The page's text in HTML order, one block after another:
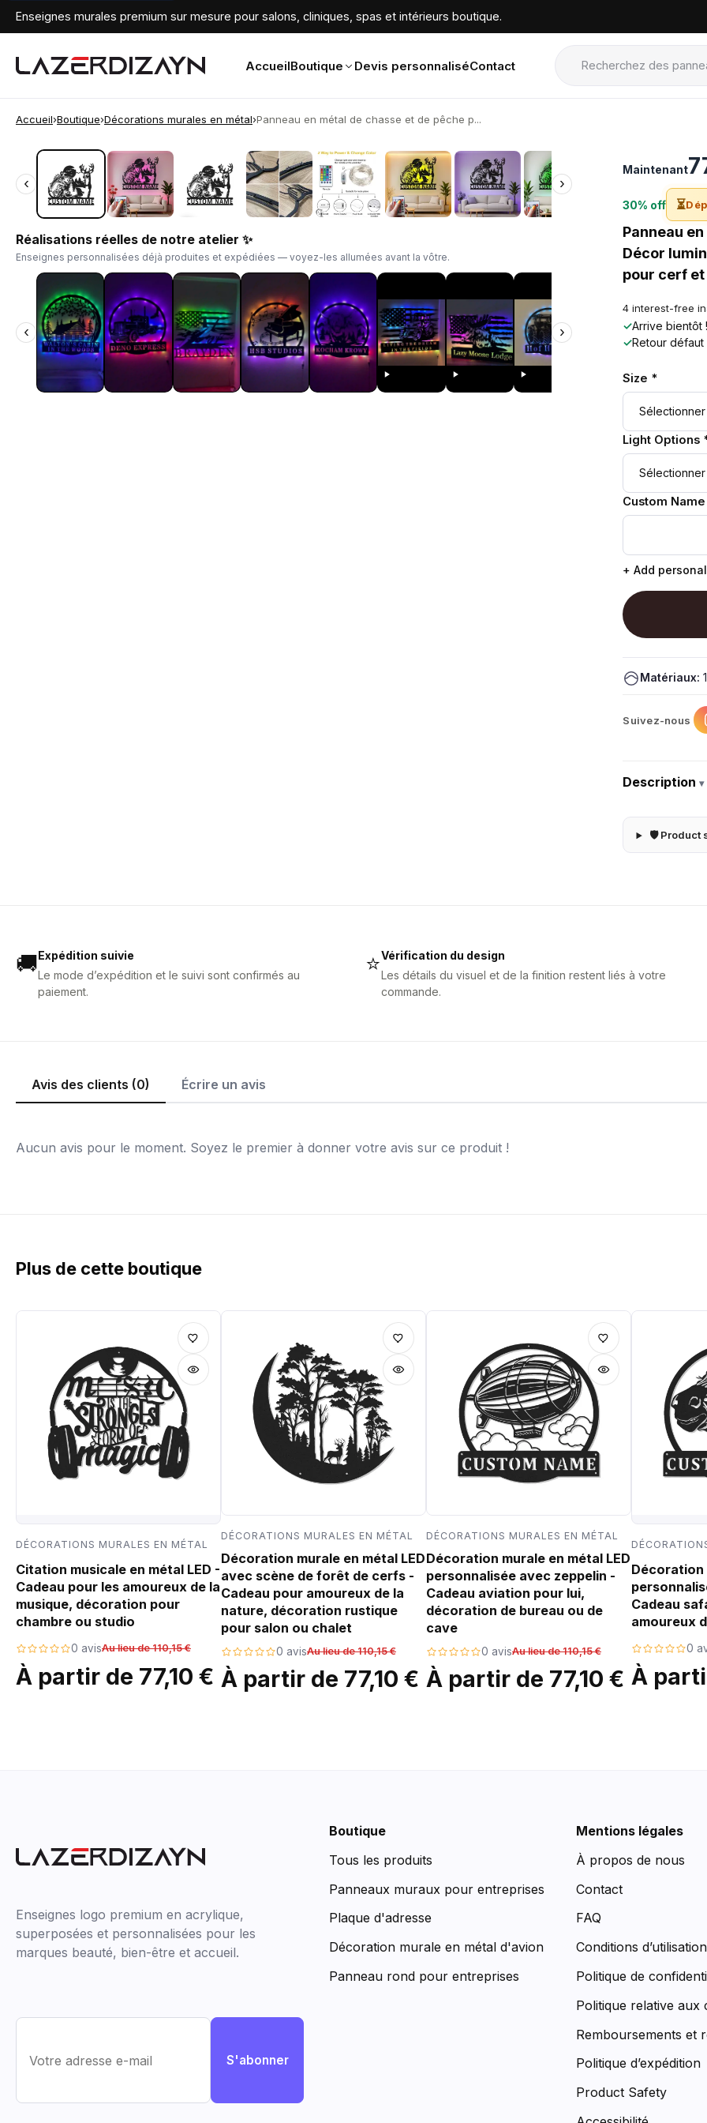
Enseignes murales premium sur mesure pour salons, cliniques, spas et intérieurs boutique.
AccueilBoutique Devis personnaliséContact
Accueil›Boutique›Décorations murales en métal›Panneau en métal de chasse et de pêche p...
‹ ›
‹ ›
Réalisations réelles de notre atelier ✨
Enseignes personnalisées déjà produites et expédiées — voyez-les allumées avant la vôtre.
‹ ›
Maintenant
30% off ⏳
Panneau
Décor
pour cerf et
4 interest-free
✓Arrive bientôt
✓Retour
Size *
Light Options
Custom
+ Add
Matériaux:
Suivez-nous
Description▾
🛡 Product
🚚Expédition suivie
Le mode d’expédition et le suivi sont confirmés au
paiement.
⭐Vérification du design
Les détails du visuel et de la finition restent liés à votre
commande.
Avis des clients (0) Écrire un avis
Aucun avis pour le moment. Soyez le premier à donner votre avis sur ce produit !
Plus de cette boutique
DÉCORATIONS MURALES EN MÉTAL
Citation musicale en métal LED -
Cadeau pour les amoureux de la
musique, décoration pour
chambre ou studio
0 avisAu lieu de 110,15 €
À partir de 77,10 €
DÉCORATIONS MURALES EN MÉTAL
Décoration murale en métal LED
avec scène de forêt de cerfs -
Cadeau pour amoureux de la
nature, décoration rustique
pour salon ou chalet
0 avisAu lieu de 110,15 €
À partir de 77,10 €
DÉCORATIONS MURALES EN MÉTAL
Décoration murale en métal LED
personnalisée avec zeppelin -
Cadeau aviation pour lui,
décoration de bureau ou de
cave
0 avisAu lieu de 110,15 €
À partir de 77,10 €
Décoration
Cadeau
amoureux
0
À
Enseignes logo premium en acrylique,
superposées et personnalisées pour les
marques beauté, bien-être et accueil.
S'abonner
Boutique
Tous les produits
Panneaux muraux pour entreprises
Plaque d'adresse
Décoration murale en métal d'avion
Panneau rond pour entreprises
Mentions légales
À propos de nous
Contact
FAQ
Conditions d’utilisation
Politique de
Politique relative aux
Remboursements et
Politique d’expédition
Product Safety